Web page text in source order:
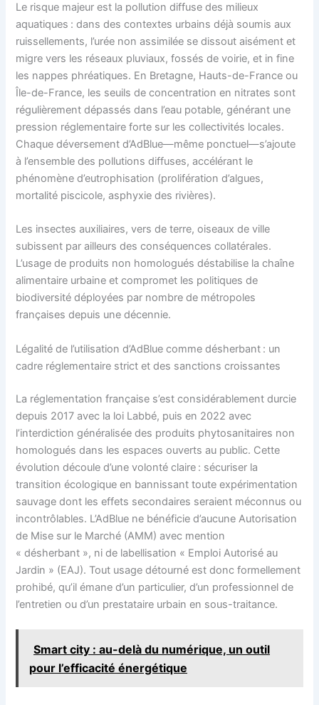
Le risque majeur est la pollution diffuse des milieux
aquatiques : dans des contextes urbains déjà soumis aux
ruissellements, l’urée non assimilée se dissout aisément et
migre vers les réseaux pluviaux, fossés de voirie, et in fine
les nappes phréatiques. En Bretagne, Hauts-de-France ou
Île-de-France, les seuils de concentration en nitrates sont
régulièrement dépassés dans l’eau potable, générant une
pression réglementaire forte sur les collectivités locales.
Chaque déversement d’AdBlue—même ponctuel—s’ajoute
à l’ensemble des pollutions diffuses, accélérant le
phénomène d’eutrophisation (prolifération d’algues,
mortalité piscicole, asphyxie des rivières).
Les insectes auxiliaires, vers de terre, oiseaux de ville
subissent par ailleurs des conséquences collatérales.
L’usage de produits non homologués déstabilise la chaîne
alimentaire urbaine et compromet les politiques de
biodiversité déployées par nombre de métropoles
françaises depuis une décennie.
Légalité de l’utilisation d’AdBlue comme désherbant : un
cadre réglementaire strict et des sanctions croissantes
La réglementation française s’est considérablement durcie
depuis 2017 avec la loi Labbé, puis en 2022 avec
l’interdiction généralisée des produits phytosanitaires non
homologués dans les espaces ouverts au public. Cette
évolution découle d’une volonté claire : sécuriser la
transition écologique en bannissant toute expérimentation
sauvage dont les effets secondaires seraient méconnus ou
incontrôlables. L’AdBlue ne bénéficie d’aucune Autorisation
de Mise sur le Marché (AMM) avec mention
« désherbant », ni de labellisation « Emploi Autorisé au
Jardin » (EAJ). Tout usage détourné est donc formellement
prohibé, qu’il émane d’un particulier, d’un professionnel de
l’entretien ou d’un prestataire urbain en sous-traitance.
Smart city : au-delà du numérique, un outil
pour l’efficacité énergétique